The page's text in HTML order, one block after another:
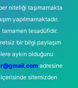
niteliği taşımamakta
yapılmamaktadır.
tesadüfidir.
bir bilgi paylaşım
aykırı olduğunu
adresine
sitemizden